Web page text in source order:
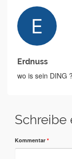
Erdnuss
wo is sein DING
Schreibe
Kommentar *